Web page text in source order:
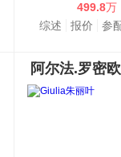
499.8万
综述
报价 参
阿尔法.罗密